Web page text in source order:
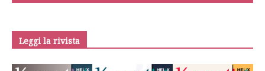
Leggi la rivista